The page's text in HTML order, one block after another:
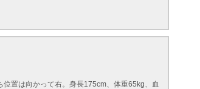
置は向かって右。身長175cm、体重65kg、血